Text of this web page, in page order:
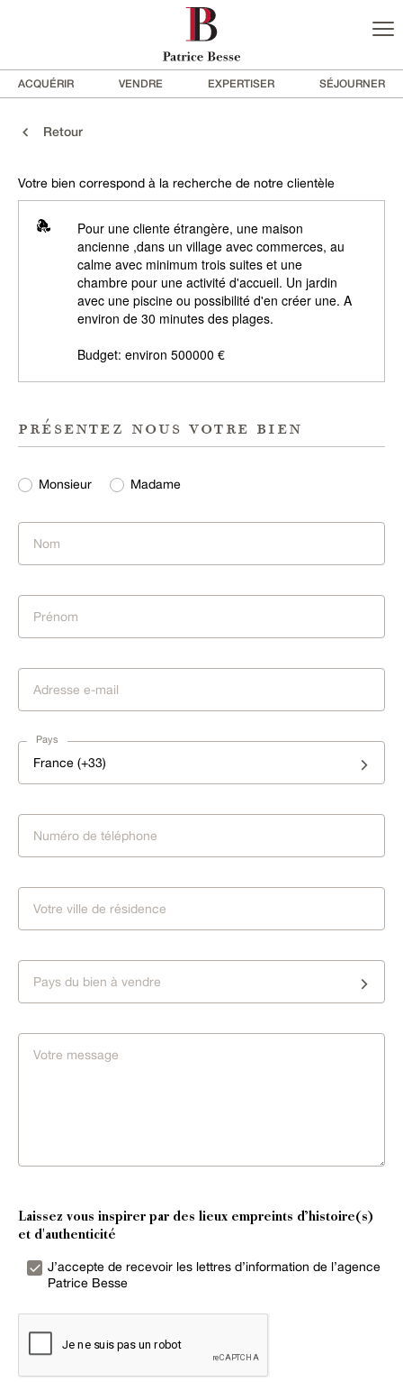
ACQUÉRIR VENDRE EXPERTISER SÉJOURNER
Retour
Votre bien correspond à la recherche de notre clientèle
Pour une cliente étrangère, une maison
ancienne ,dans un village avec commerces, au
calme avec minimum trois suites et une
chambre pour une activité d'accueil. Un jardin
avec une piscine ou possibilité d'en créer une. A
environ de 30 minutes des plages.
Budget: environ 500000 €
présentez nous votre bien
Monsieur Madame
Pays
France (+33)
Pays du bien à vendre
Laissez vous inspirer par des lieux empreints d’histoire(s)
et d'authenticité
J’accepte de recevoir les lettres d’information de l’agence
Patrice Besse